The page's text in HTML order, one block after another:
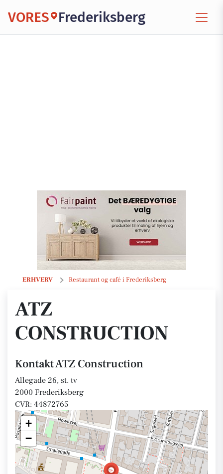
VORES Frederiksberg
ERHVERV Restaurant og café i Frederiksberg
ATZ Construction
ATZ
CONSTRUCTION
Kontakt ATZ Construction
Allegade 26, st. tv
2000 Frederiksberg
CVR: 44872765
+
−